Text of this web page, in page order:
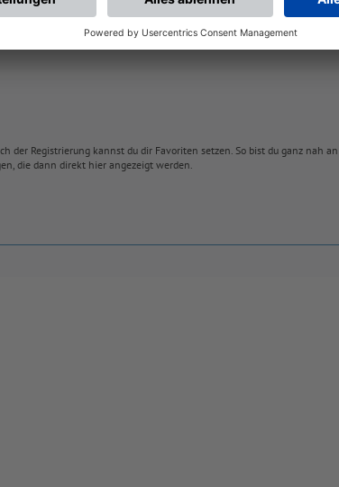
der Registrierung kannst du dir Favoriten setzen. So bist du ganz nah
die dann direkt hier angezeigt werden.